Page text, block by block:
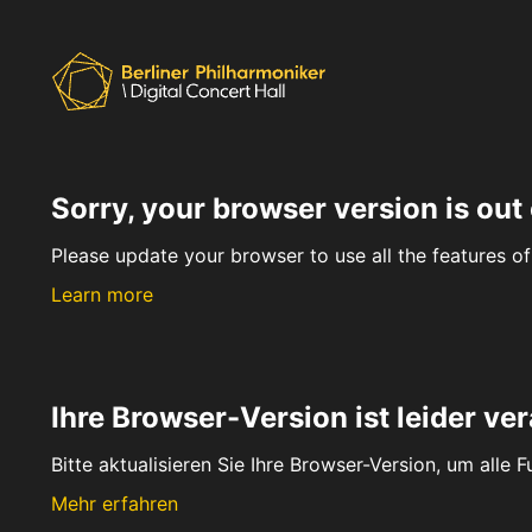
Sorry, your browser version is out
Please update your browser to use all the features
Learn more
Ihre Browser-Version ist leider
Bitte aktualisieren Sie Ihre Browser-Version, um alle
Mehr erfahren